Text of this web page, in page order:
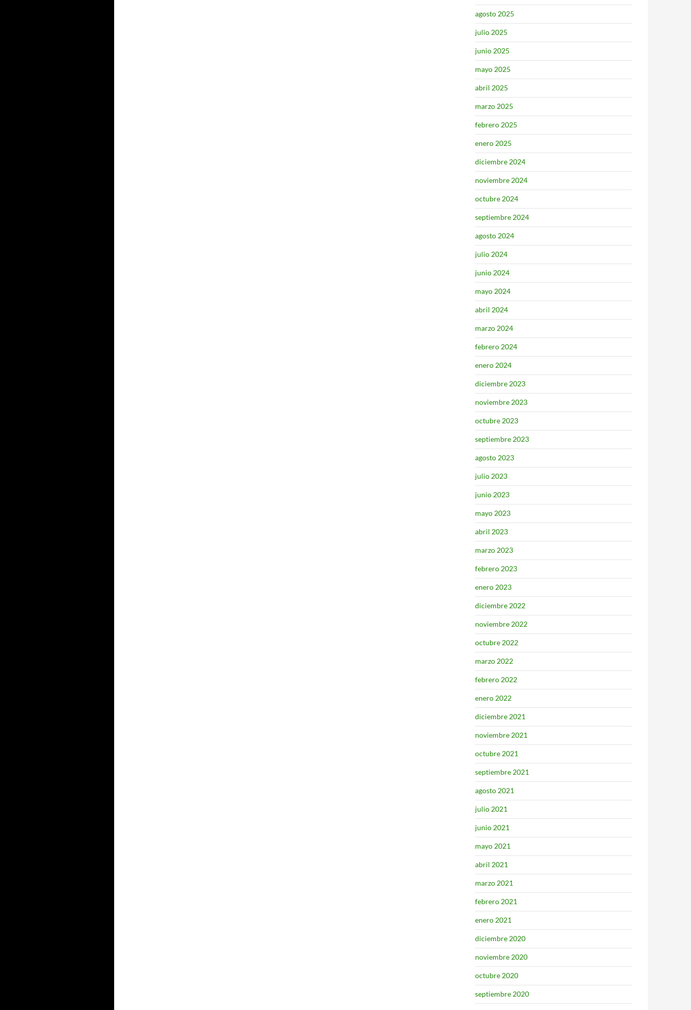
agosto 2025
julio 2025
junio 2025
mayo 2025
abril 2025
marzo 2025
febrero 2025
enero 2025
diciembre 2024
noviembre 2024
octubre 2024
septiembre 2024
agosto 2024
julio 2024
junio 2024
mayo 2024
abril 2024
marzo 2024
febrero 2024
enero 2024
diciembre 2023
noviembre 2023
octubre 2023
septiembre 2023
agosto 2023
julio 2023
junio 2023
mayo 2023
abril 2023
marzo 2023
febrero 2023
enero 2023
diciembre 2022
noviembre 2022
octubre 2022
marzo 2022
febrero 2022
enero 2022
diciembre 2021
noviembre 2021
octubre 2021
septiembre 2021
agosto 2021
julio 2021
junio 2021
mayo 2021
abril 2021
marzo 2021
febrero 2021
enero 2021
diciembre 2020
noviembre 2020
octubre 2020
septiembre 2020